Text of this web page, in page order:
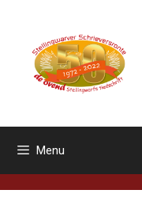
inhoud
Menu